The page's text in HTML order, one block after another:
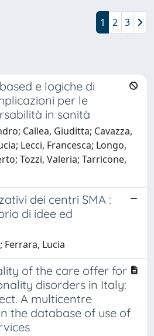
1 2 3
e logiche di
per le
in sanità
Callea, Giuditta; Cavazza,
Lecci, Francesca; Longo,
Tozzi, Valeria; Tarricone,
dei centri SMA :
di idee ed
Ferrara, Lucia
of the care offer for
disorders in Italy:
A multicentre
the database of use of